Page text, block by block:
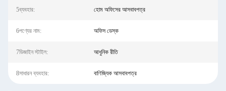
5ব্যবহার: হোম অফিসের আসবাবপত্র
6পণ্যের নাম: অফিস ডেস্ক
7ডিজাইন স্টাইল: আধুনিক রীতি
8সাধারন ব্যবহার: বাণিজ্যিক আসবাবপত্র